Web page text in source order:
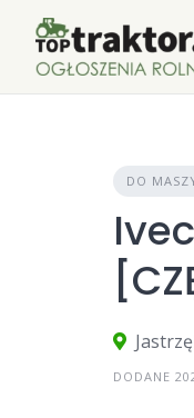
content
DO
DODANE